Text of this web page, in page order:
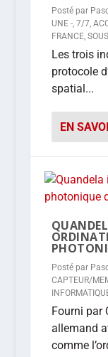
Posté par
UNE -, 7/7,
FRANCE,
Les trois
protocole
spatial...
EN
Posté par
CAPTEUR/
Fourni par
allemand
comme